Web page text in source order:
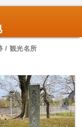
/ 観光名所